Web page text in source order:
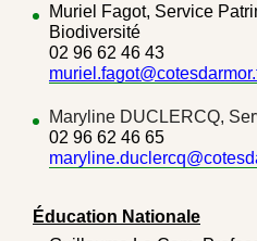
Muriel Fagot, Service
Biodiversité
02 96 62 46 43
Maryline DUCLERCQ,
02 96 62 46 65
Éducation Nationale